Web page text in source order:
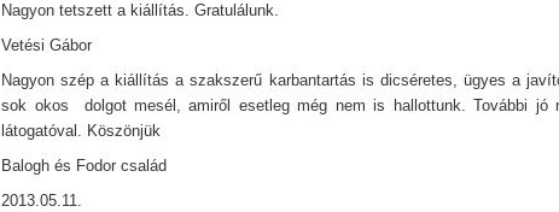
Nagyon tetszett a kiállítás. Gratulálunk.
Vetési Gábor
Nagyon szép a kiállítás a szakszerű karbantartás is dicséretes, ügyes a
sok okos dolgot mesél, amiről esetleg még nem is hallottunk. További jó
látogatóval. Köszönjük
Balogh és Fodor család
2013.05.11.